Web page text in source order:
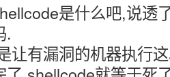
是什么吧,说透
.
让有漏洞的机器执行